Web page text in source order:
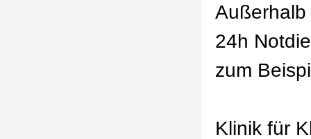
Au
24h
zum
Klinik für